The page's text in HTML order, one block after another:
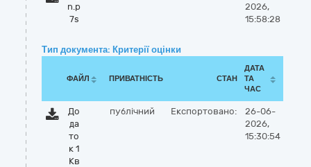
n.p
7s
2026,
15:58:28
Тип документа: Критерії оцінки
ФАЙЛ ПРИВАТНІСТЬ СТАН
ДАТА
ТА
ЧАС
До
да
то
к 1
Кв
публічний Експортовано:
26-06-
2026,
15:30:54